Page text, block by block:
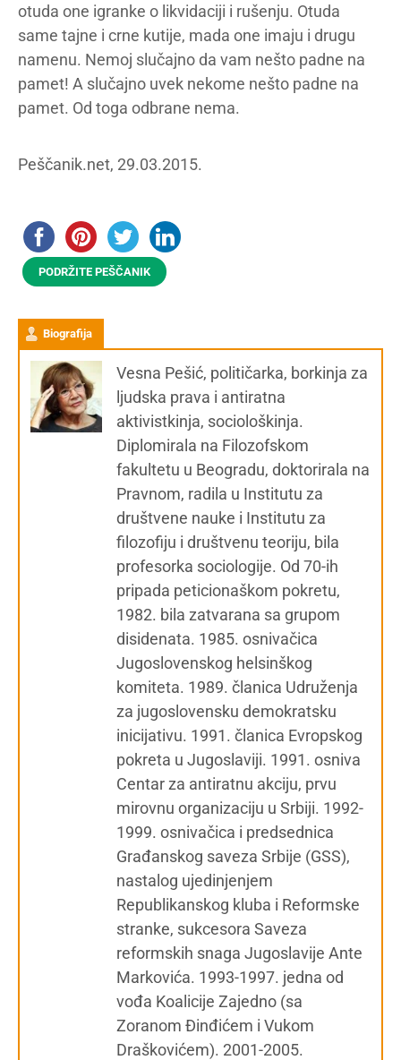
otuda one igranke o likvidaciji i rušenju. Otuda
same tajne i crne kutije, mada one imaju i drugu
namenu. Nemoj slučajno da vam nešto padne na
pamet! A slučajno uvek nekome nešto padne na
pamet. Od toga odbrane nema.
Peščanik.net, 29.03.2015.
PODRŽITE PEŠČANIK
Biografija
Vesna Pešić, političarka, borkinja za
ljudska prava i antiratna
aktivistkinja, sociološkinja.
Diplomirala na Filozofskom
fakultetu u Beogradu, doktorirala na
Pravnom, radila u Institutu za
društvene nauke i Institutu za
filozofiju i društvenu teoriju, bila
profesorka sociologije. Od 70-ih
pripada peticionaškom pokretu,
1982. bila zatvarana sa grupom
disidenata. 1985. osnivačica
Jugoslovenskog helsinškog
komiteta. 1989. članica Udruženja
za jugoslovensku demokratsku
inicijativu. 1991. članica Evropskog
pokreta u Jugoslaviji. 1991. osniva
Centar za antiratnu akciju, prvu
mirovnu organizaciju u Srbiji. 1992-
1999. osnivačica i predsednica
Građanskog saveza Srbije (GSS),
nastalog ujedinjenjem
Republikanskog kluba i Reformske
stranke, sukcesora Saveza
reformskih snaga Jugoslavije Ante
Markovića. 1993-1997. jedna od
vođa Koalicije Zajedno (sa
Zoranom Đinđićem i Vukom
Draškovićem). 2001-2005.